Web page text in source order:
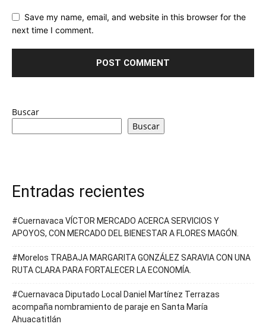
Save my name, email, and website in this browser for the
next time I comment.
Buscar
Buscar
Entradas recientes
#Cuernavaca VÍCTOR MERCADO ACERCA SERVICIOS Y
APOYOS, CON MERCADO DEL BIENESTAR A FLORES MAGÓN.
#Morelos TRABAJA MARGARITA GONZÁLEZ SARAVIA CON UNA
RUTA CLARA PARA FORTALECER LA ECONOMÍA.
#Cuernavaca Diputado Local Daniel Martínez Terrazas
acompaña nombramiento de paraje en Santa María
Ahuacatitlán